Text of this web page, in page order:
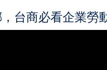
台商必看企業勞